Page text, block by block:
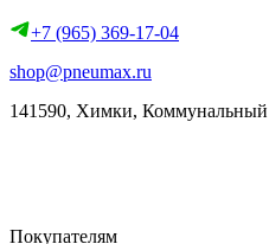
+7 (965) 369-17-04
shop@pneumax.ru
141590, Химки, Коммунальный
Покупателям